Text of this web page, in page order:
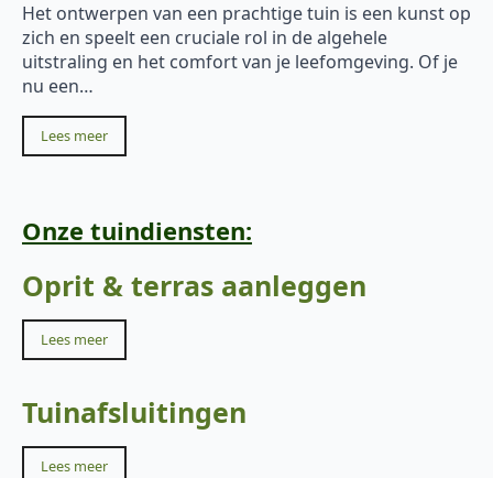
Het ontwerpen van een prachtige tuin is een kunst op
zich en speelt een cruciale rol in de algehele
uitstraling en het comfort van je leefomgeving. Of je
nu een…
Lees meer
Onze tuindiensten:
Oprit & terras aanleggen
Lees meer
Tuinafsluitingen
Lees meer